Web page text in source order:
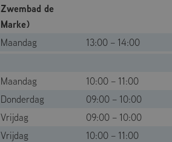
Zwembad de
Marke)
Maandag 13:00 – 14:00
Maandag
10:00 – 11:00
Donderdag
09:00 – 10:00
Vrijdag
09:00 – 10:00
Vrijdag
10:00 – 11:00